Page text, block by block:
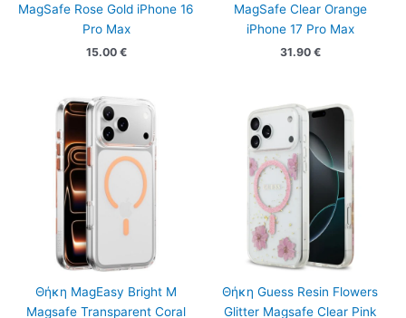
MagSafe Rose Gold iPhone 16
Pro Max
15.00 €
MagSafe Clear Orange
iPhone 17 Pro Max
31.90 €
Θήκη MagEasy Bright M
Magsafe Transparent Coral
Θήκη Guess Resin Flowers
Glitter Magsafe Clear Pink